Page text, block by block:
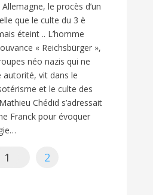
le procès d’un
que le culte du 3 è
éteint .. L’homme
« Reichsbürger »,
néo nazis qui ne
autorité, vit dans le
et le culte des
Chédid s’adressait
Franck pour évoquer
1 2